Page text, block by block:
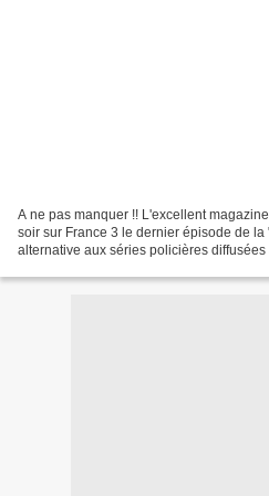
A ne pas manquer !! L'excellent
soir sur France 3 le dernier épisode de
alternative aux séries policières